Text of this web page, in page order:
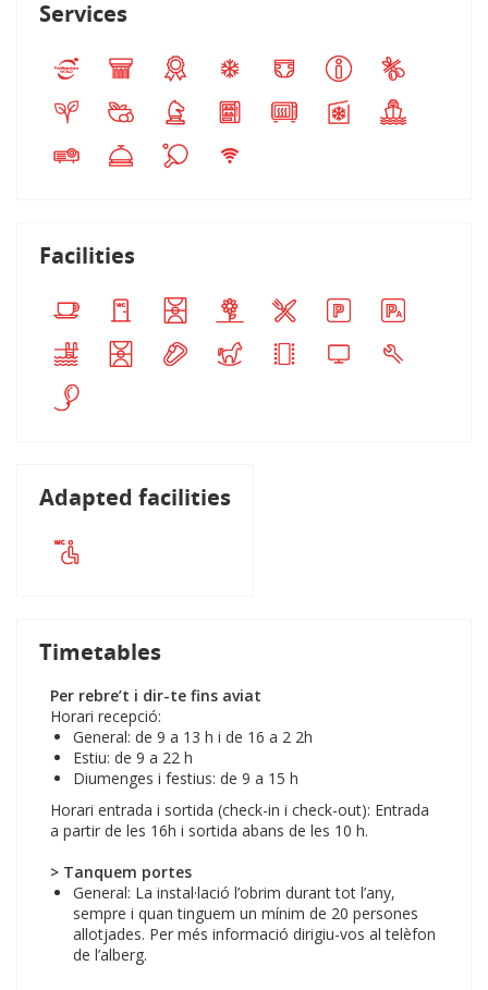
Services
Facilities
Adapted facilities
Timetables
Per rebre’t i dir-te fins aviat
Horari recepció:
General: de 9 a 13 h i de 16 a 2 2h
Estiu: de 9 a 22 h
Diumenges i festius: de 9 a 15 h
Horari entrada i sortida (check-in i check-out): Entrada
a partir de les 16h i sortida abans de les 10 h.
> Tanquem portes
General: La instal·lació l’obrim durant tot l’any,
sempre i quan tinguem un mínim de 20 persones
allotjades. Per més informació dirigiu-vos al telèfon
de l’alberg.